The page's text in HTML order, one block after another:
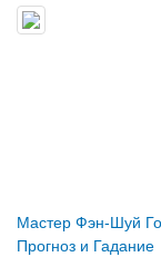
Мастер Фэн-Шуй
Прогноз и Гадание